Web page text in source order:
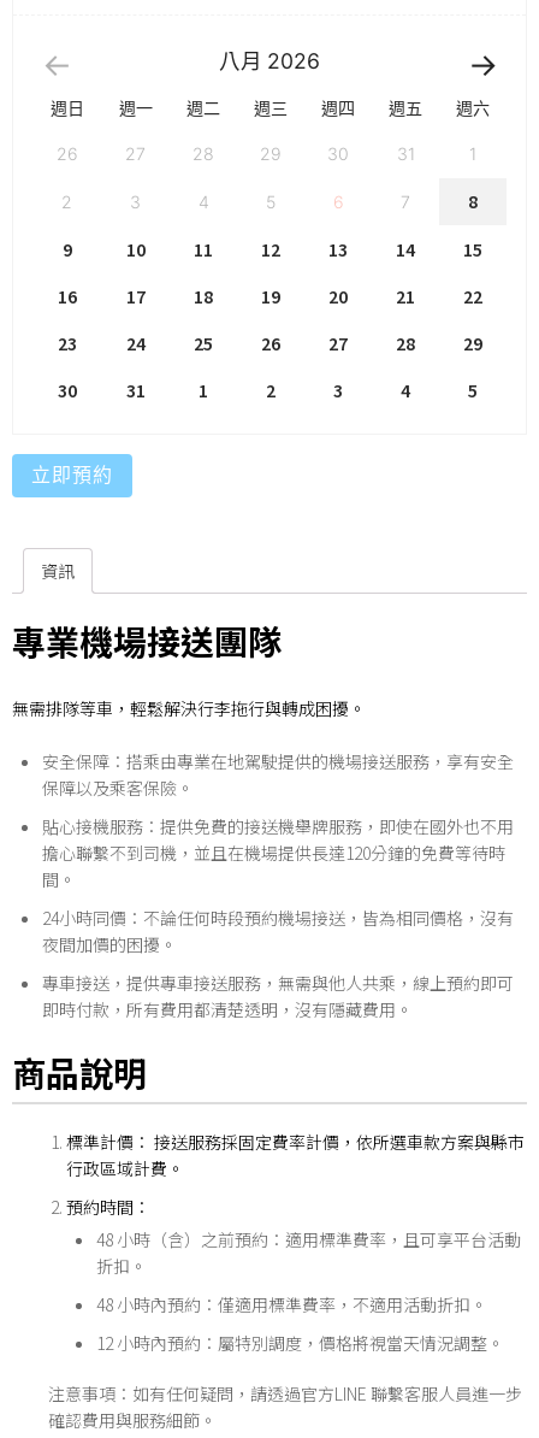
八月 2026
週日 週一 週二 週三 週四 週五 週六
26 27 28 29 30 31 1
2 3 4 5 6 7
8
9
10 11 12 13 14
15
16
17 18 19 20 21
22
23
24 25 26 27 28
29
30
31 1 2 3 4 5
立即預約
資訊
專業機場接送團隊
無需排隊等車，輕鬆解決行李拖行與轉成困擾。
安全保障：搭乘由專業在地駕駛提供的機場接送服務，享有安全
保障以及乘客保險。
貼心接機服務：提供免費的接送機舉牌服務，即使在國外也不用
擔心聯繫不到司機，並且在機場提供長達120分鐘的免費等待時
間。
24小時同價：不論任何時段預約機場接送，皆為相同價格，沒有
夜間加價的困擾。
專車接送，提供專車接送服務，無需與他人共乘，線上預約即可
即時付款，所有費用都清楚透明，沒有隱藏費用。
商品說明
標準計價： 接送服務採固定費率計價，依所選車款方案與縣市
行政區域計費。
預約時間：
48 小時（含）之前預約：適用標準費率，且可享平台活動
折扣。
48 小時內預約：僅適用標準費率，不適用活動折扣。
12 小時內預約：屬特別調度，價格將視當天情況調整。
注意事項：如有任何疑問，請透過官方LINE 聯繫客服人員進一步
確認費用與服務細節。